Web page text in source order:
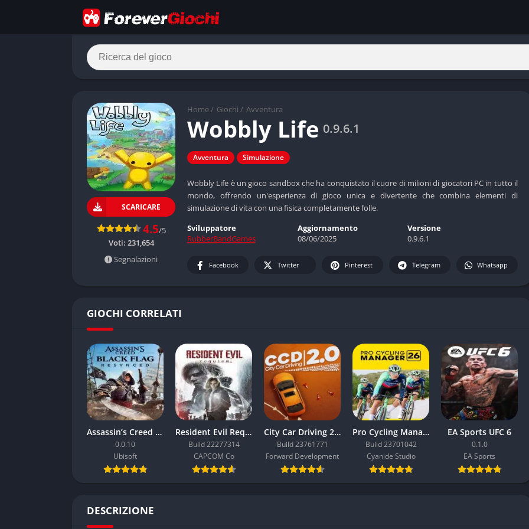
Home / Giochi / Avventura
Wobbly Life 0.9.6.1
Avventura Simulazione
Wobbly Life è un gioco sandbox che ha conquistato il cuore di milioni di giocatori PC in tutto il
mondo, offrendo un'esperienza di gioco unica e divertente che combina elementi di
simulazione di vita con una fisica completamente folle.
SCARICARE
4.5/5
Voti: 231,654
Segnalazioni
Sviluppatore
RubberBandGames
Aggiornamento
08/06/2025
Versione
0.9.6.1
Facebook Twitter Pinterest Telegram Whatsapp
GIOCHI CORRELATI
Assassin’s Creed Black Flag Resynced
0.0.10
Ubisoft
Resident Evil Requiem
Build 22277314
CAPCOM Co
City Car Driving 2.0
Build 23761771
Forward Development
Pro Cycling Manager 26
Build 23701042
Cyanide Studio
EA Sports UFC 6
0.1.0
EA Sports
DESCRIZIONE